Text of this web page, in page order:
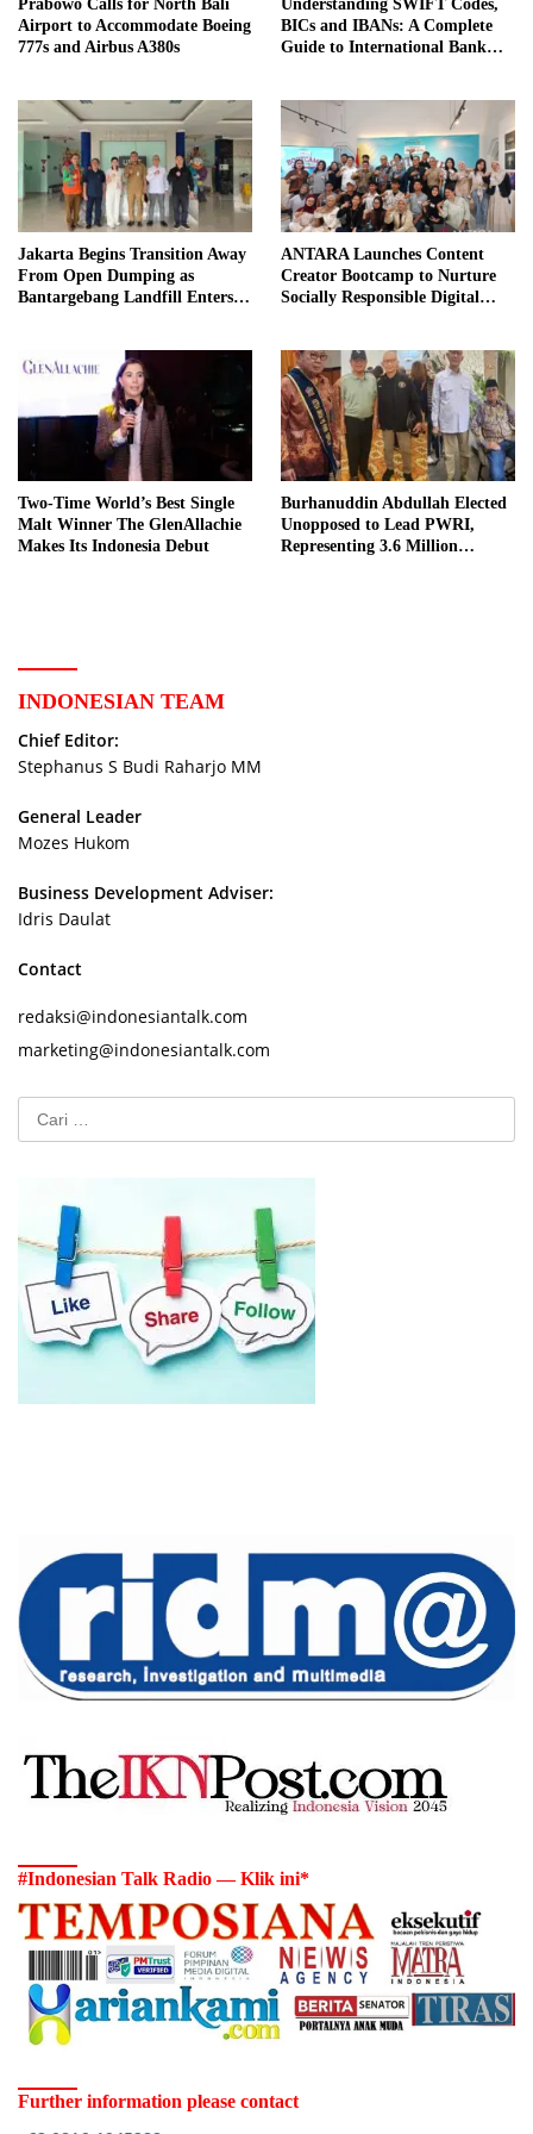
Prabowo Calls for North Bali
Airport to Accommodate Boeing
777s and Airbus A380s
Understanding SWIFT Codes,
BICs and IBANs: A Complete
Guide to International Bank
Jakarta Begins Transition Away
From Open Dumping as
Bantargebang Landfill Enters
ANTARA Launches Content
Creator Bootcamp to Nurture
Socially Responsible Digital
Two-Time World’s Best Single
Malt Winner The GlenAllachie
Makes Its Indonesia Debut
Burhanuddin Abdullah Elected
Unopposed to Lead PWRI,
Representing 3.6 Million
INDONESIAN TEAM
Chief Editor:
Stephanus S Budi Raharjo MM
General Leader
Mozes Hukom
Business Development Adviser:
Idris Daulat
Contact
redaksi@indonesiantalk.com
marketing@indonesiantalk.com
Cari
untuk:
#Indonesian Talk Radio — Klik ini*
Further information please contact